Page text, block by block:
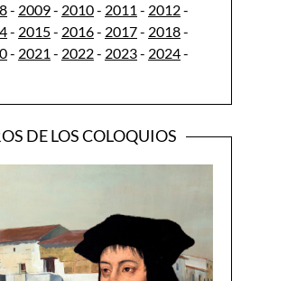
- 2009- 2010- 2011 - 2012-
- 2015- 2016- 2017- 2018-
- 2021 - 2022- 2023- 2024-
DE LOS COLOQUIOS